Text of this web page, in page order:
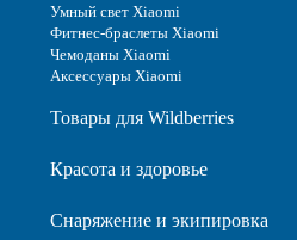
Умный свет Xiaomi
Фитнес-браслеты Xiaomi
Чемоданы Xiaomi
Аксессуары Xiaomi
Товары для Wildberries
Красота и здоровье
Снаряжение и экипировка